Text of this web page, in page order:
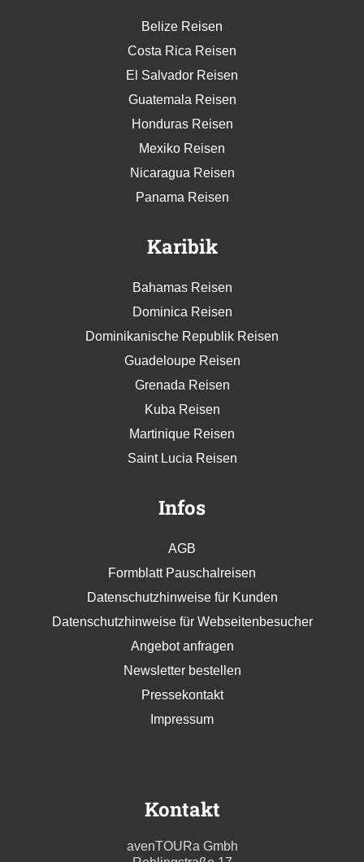
Belize Reisen
Costa Rica Reisen
El Salvador Reisen
Guatemala Reisen
Honduras Reisen
Mexiko Reisen
Nicaragua Reisen
Panama Reisen
Karibik
Bahamas Reisen
Dominica Reisen
Dominikanische Republik Reisen
Guadeloupe Reisen
Grenada Reisen
Kuba Reisen
Martinique Reisen
Saint Lucia Reisen
Infos
AGB
Formblatt Pauschalreisen
Datenschutzhinweise für Kunden
Datenschutzhinweise für Webseitenbesucher
Angebot anfragen
Newsletter bestellen
Pressekontakt
Impressum
Kontakt
avenTOURa Gmbh